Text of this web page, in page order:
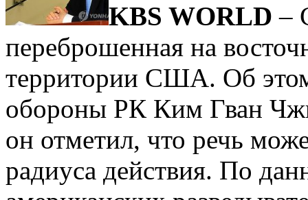
KBS WORLD –
переброшенная на
территории США. Об
обороны РК Ким Гван
он отметил, что речь
радиуса действия. По